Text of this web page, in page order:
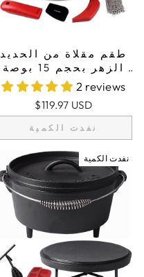
طقم مقلاة من الحديد
الزهر بحجم 15 بوصة
(38 سم)، حوامل
مقابض من السيليكون،
غطاء زجاجي، منظف
حديد زهر، مكشطة
2 reviews
$119.97 USD
نفدت الكمية
نفدت الكمية